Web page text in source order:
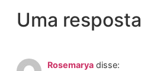
Uma resposta
Rosemarya disse: